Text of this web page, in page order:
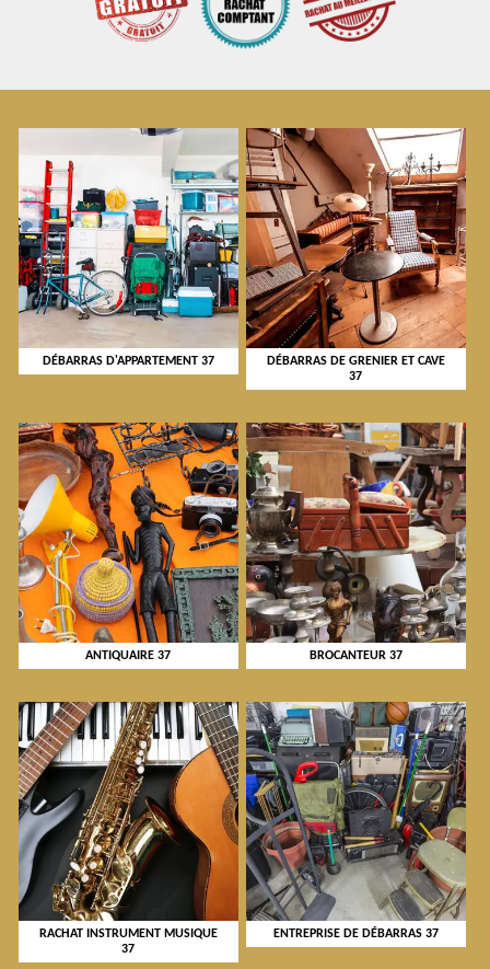
DÉBARRAS D'APPARTEMENT 37
DÉBARRAS DE GRENIER ET CAVE
37
ANTIQUAIRE 37 BROCANTEUR 37
RACHAT INSTRUMENT MUSIQUE
37
ENTREPRISE DE DÉBARRAS 37